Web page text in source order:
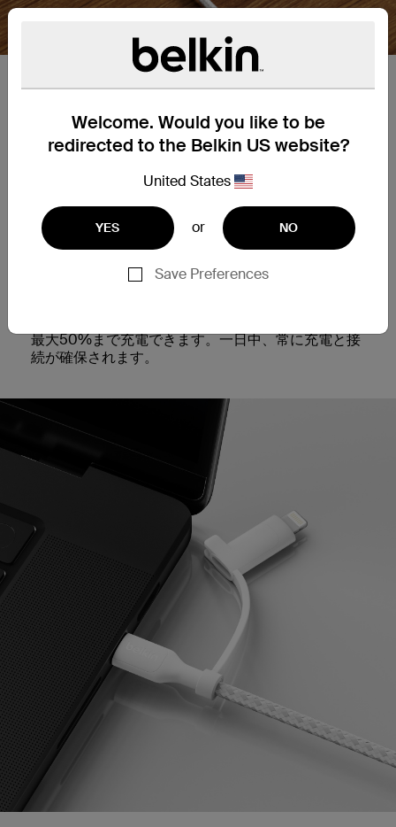
Welcome. Would you like to be
redirected to the Belkin US website?
United States
YES or NO
Save Preferences
交換可能なコネクタ。
この2-in-1充電ソリューションを使用すると、
LightningポートまたはUSB-Cポートを搭載したあら
ゆるデバイスを充電できます。片方のコネクタで
タでiPhone 16、iPad、Samsungデバイスなどを充
電します。
iPhoneを急速充電。
最大50%まで充電できます。一日中、常に充電と接
続が確保されます。